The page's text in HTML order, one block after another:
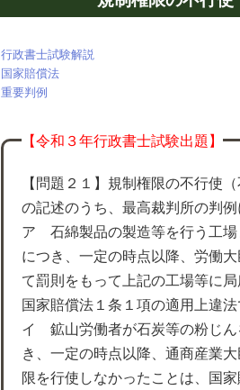
行政書士試験解説
国家賠償法
重要判例
【令和３年行政書士試験出題】
【問題２１】規制権限の不行使
の記述のうち、最高裁判所の判
ア 石綿製品の製造等を行う工場
につき、一定の時点以降、労働
て罰則をもって上記の工場等に
国家賠償法１条１項の適用上違法
イ 鉱山労働者が石炭等の粉じん
き、一定の時点以降、通商産業
限を行使しなかったことは、国